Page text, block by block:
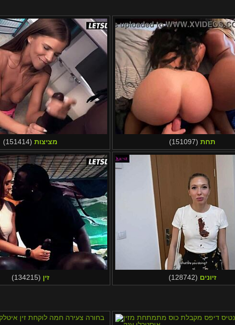
מציצות (151414) תחת (151097)
זין (134215) זיונים (128742)